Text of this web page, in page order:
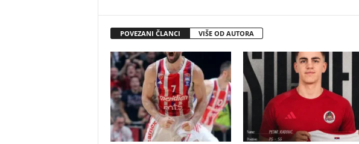
POVEZANI ČLANCI VIŠE OD AUTORA